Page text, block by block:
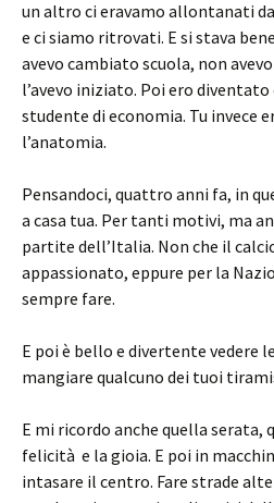
un altro ci eravamo allontanati
e ci siamo ritrovati. E si stava
avevo cambiato scuola, non
l’avevo iniziato. Poi ero
studente di economia. Tu invece
l’anatomia.
Pensandoci, quattro anni fa, in
a casa tua. Per tanti motivi, ma
partite dell’Italia. Non che il
appassionato, eppure per la
sempre fare.
E poi è bello e divertente vedere
mangiare qualcuno dei tuoi
E mi ricordo anche quella serata,
felicità e la gioia. E poi in
intasare il centro. Fare strade